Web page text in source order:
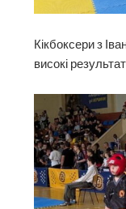
Кікбоксери з
високі